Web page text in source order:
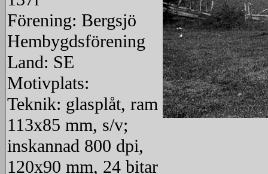
Förening: Bergsjö
Hembygdsförening
Land: SE
Motivplats:
Teknik: glasplåt, ram
113x85 mm, s/v;
inskannad 800 dpi,
120x90 mm, 24 bitar